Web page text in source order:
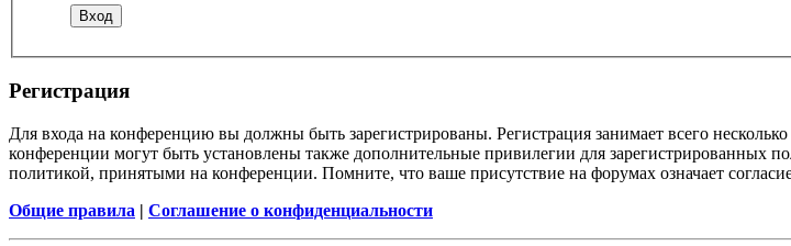
Регистрация
Для входа на конференцию вы должны быть зарегистрированы. Регистрация занимает всего
конференции могут быть установлены также дополнительные привилегии для зарегистрированных
политикой, принятыми на конференции. Помните, что ваше присутствие на форумах означает
Общие правила | Соглашение о конфиденциальности